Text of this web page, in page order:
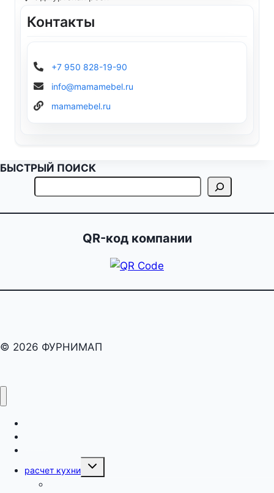
Контакты
+7 950 828-19-90
info@mamamebel.ru
mamamebel.ru
БЫСТРЫЙ ПОИСК
QR-код компании
© 2026 ФУРНИМАП
расчет кухни
Переключить
дочернее